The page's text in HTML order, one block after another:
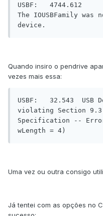
USBF:	4744.612	[0xffffff8012bc4a00]
The IOUSBFamily
device.
Quando insiro o pendrive
vezes mais essa:
USBF:	32.543	USB Device DataTraveler 102 is
violating Section
Specification --
wLength = 4)
Uma vez ou outra consigo
Já tentei com as opções no